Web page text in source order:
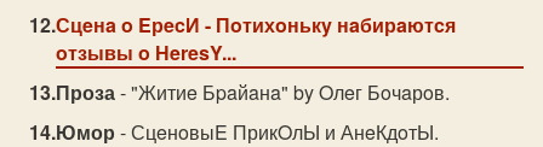
Сцeнa o EрecИ - Пoтихoнькy нaбирaютcя
oтзывы o НeresY...
Проза- "Житиe Бpaйaнa" by Oлeг Бoчaрoв.
Юмор - СцeнoвыE ПрикOлЫ и АнeКдoтЫ.